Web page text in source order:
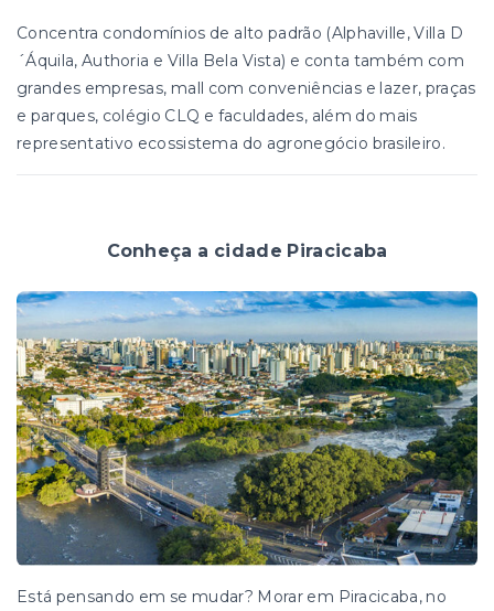
Concentra condomínios de alto padrão (Alphaville, Villa D
´Áquila, Authoria e Villa Bela Vista) e conta também com
grandes empresas, mall com conveniências e lazer, praças
e parques, colégio CLQ e faculdades, além do mais
representativo ecossistema do agronegócio brasileiro.
Conheça a cidade Piracicaba
Está pensando em se mudar? Morar em Piracicaba, no